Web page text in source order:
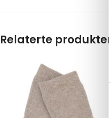
Relaterte produkter